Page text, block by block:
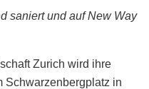
saniert und auf New Way
Zurich wird ihre
Schwarzenbergplatz in